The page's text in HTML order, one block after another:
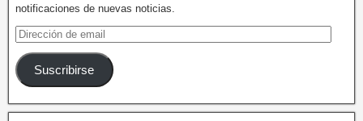
notificaciones de nuevas noticias.
Suscribirse